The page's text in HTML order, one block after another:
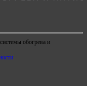
обогрева и